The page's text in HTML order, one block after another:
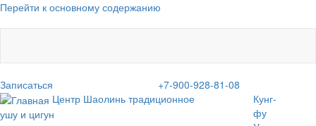
Перейти к основному содержанию
Записаться
+7-900-928-81-08
Центр Шаолинь традиционное
ушу и цигун
Кунг-
фу